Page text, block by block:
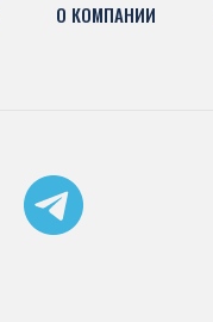
О КОМПАНИИ